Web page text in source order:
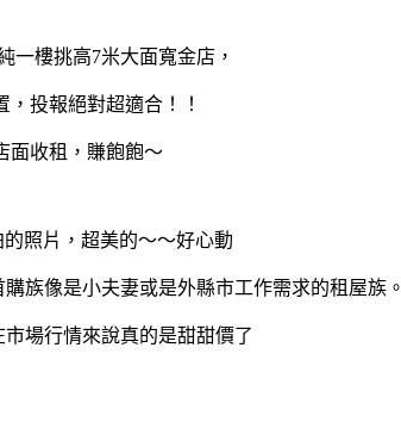
一樓挑高7米大面寬金店，
投報絕對超適合！！
面收租，賺飽飽～
照片，超美的～～好心動
族像是小夫妻或是外縣市工作需求的租屋族。
場行情來說真的是甜甜價了